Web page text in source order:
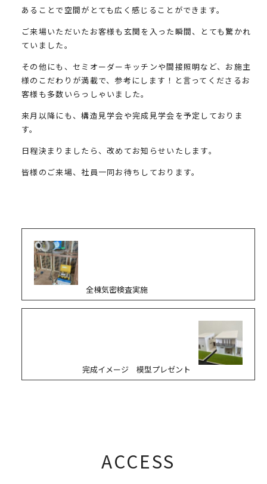
あることで空間がとても広く感じることができます。
ご来場いただいたお客様も玄関を入った瞬間、とても驚かれ
ていました。
その他にも、セミオーダーキッチンや間接照明など、お施主
様のこだわりが満載で、参考にします！と言ってくださるお
客様も多数いらっしゃいました。
来月以降にも、構造見学会や完成見学会を予定しておりま
す。
日程決まりましたら、改めてお知らせいたします。
皆様のご来場、社員一同お待ちしております。
全棟気密検査実施
完成イメージ 模型プレゼント
ACCESS